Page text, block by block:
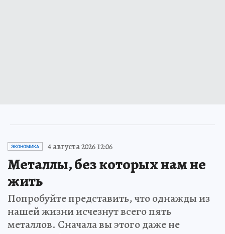
ЭКОНОМИКА 4 августа 2026 12:06
Металлы, без которых нам не
жить
Попробуйте представить, что однажды из
нашей жизни исчезнут всего пять
металлов. Сначала вы этого даже не